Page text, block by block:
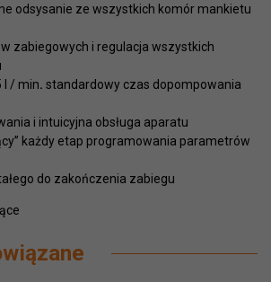
odsysanie ze wszystkich komór mankietu
zabiegowych i regulacja wszystkich
l / min. standardowy czas dopompowania
i intuicyjna obsługa aparatu
każdy etap programowania parametrów
do zakończenia zabiegu